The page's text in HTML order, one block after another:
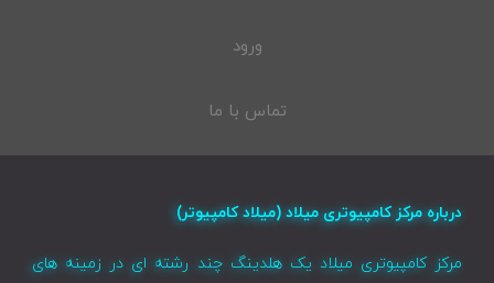
ورود
تماس با ما
درباره مرکز کامپیوتری میلاد (میلاد کامپیوتر)
مرکز کامپیوتری میلاد یک هلدینگ چند رشته ای در زمینه های